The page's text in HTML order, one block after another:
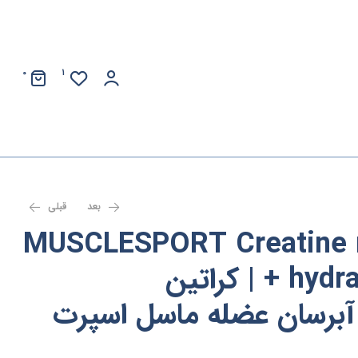
1
0
قبلی بعد
MUSCLESPORT
+ hydration – 300 gr | کراتین
عضله ماسل اسپرت